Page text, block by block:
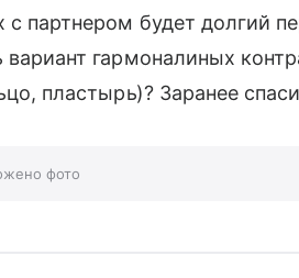
с партнером будет долгий
гармоналиных
пластырь)? Заранее
фото